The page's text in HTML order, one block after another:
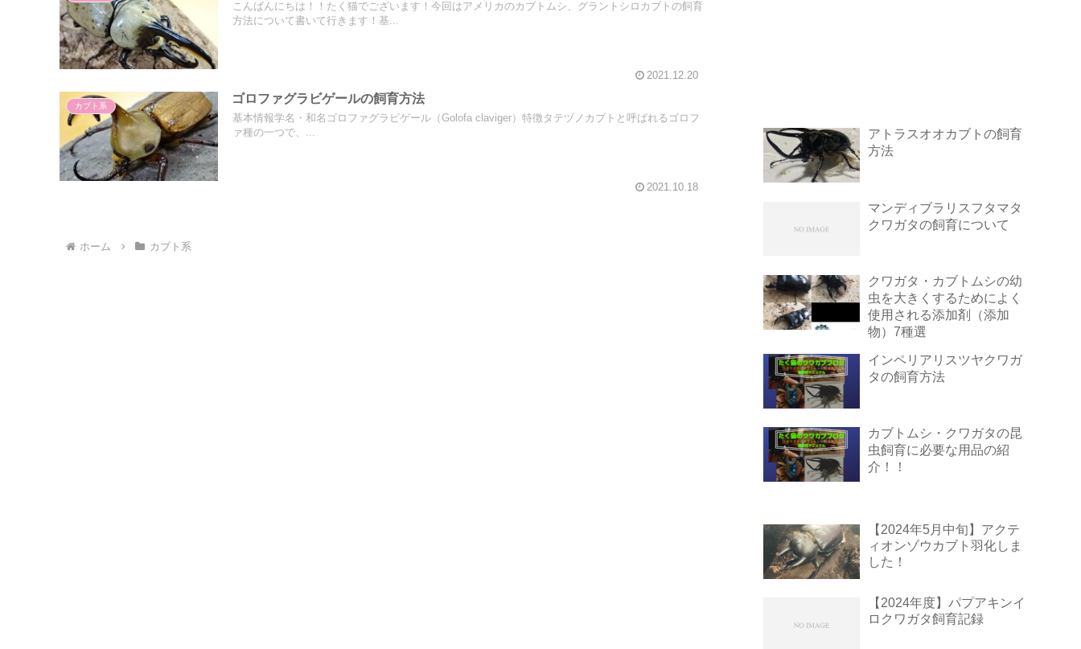
こんばんにちは！！たく猫でございます！今回はアメリカのカブトムシ、グラントシロカブトの飼育
方法について書いて行きます！基...
2021.12.20
カブト系
ゴロファグラビゲールの飼育方法
基本情報学名・和名ゴロファグラビゲール（Golofa claviger）特徴タテヅノカブトと呼ばれるゴロフ
ァ種の一つで、...
2021.10.18
ホーム カブト系
アトラスオオカブトの飼育
方法
マンディブラリスフタマタ
クワガタの飼育について
クワガタ・カブトムシの幼
虫を大きくするためによく
使用される添加剤（添加
物）7種選
インペリアリスツヤクワガ
タの飼育方法
カブトムシ・クワガタの昆
虫飼育に必要な用品の紹
介！！
【2024年5月中旬】アクテ
ィオンゾウカブト羽化しま
した！
【2024年度】パプアキンイ
ロクワガタ飼育記録